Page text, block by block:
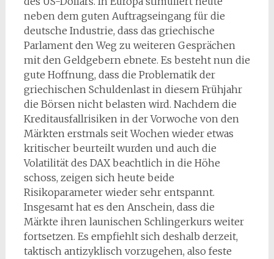
neben dem guten Auftragseingang für die
deutsche Industrie, dass das griechische
Parlament den Weg zu weiteren Gesprächen
mit den Geldgebern ebnete. Es besteht nun die
gute Hoffnung, dass die Problematik der
griechischen Schuldenlast in diesem Frühjahr
die Börsen nicht belasten wird. Nachdem die
Kreditausfallrisiken in der Vorwoche von den
Märkten erstmals seit Wochen wieder etwas
kritischer beurteilt wurden und auch die
Volatilität des DAX beachtlich in die Höhe
schoss, zeigen sich heute beide
Risikoparameter wieder sehr entspannt.
Insgesamt hat es den Anschein, dass die
Märkte ihren launischen Schlingerkurs weiter
fortsetzen. Es empfiehlt sich deshalb derzeit,
taktisch antizyklisch vorzugehen, also feste